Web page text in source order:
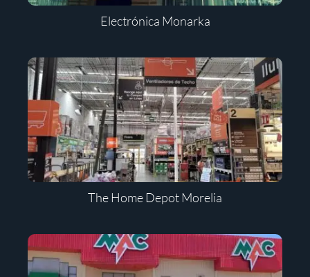
Electrónica Monarka
The Home Depot Morelia